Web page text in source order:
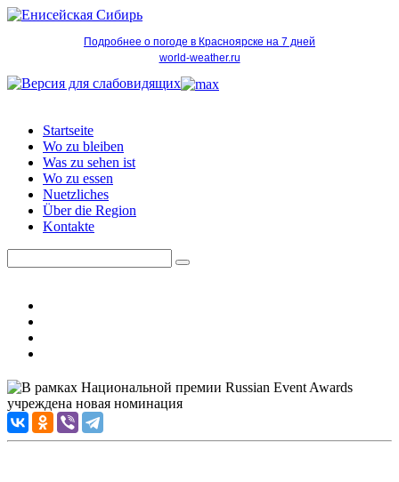
Подробнее о погоде в Красноярске на 7 дней
world-weather.ru
Startseite
Wo zu bleiben
Was zu sehen ist
Wo zu essen
Nuetzliches
Über die Region
Kontakte